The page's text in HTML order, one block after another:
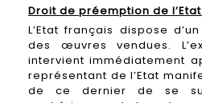
Droit de préemption de
L’Etat français dispose
des œuvres vendues.
intervient immédiatement
représentant de l’Etat
de ce dernier de se